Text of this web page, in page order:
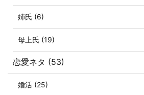
姉氏 (6)
母上氏 (19)
恋愛ネタ (53)
婚活 (25)